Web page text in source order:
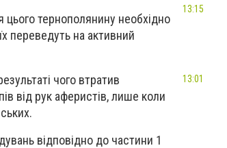
тернополянину необхідно
переведуть на активний
чого втратив
від рук аферистів, лише коли
відповідно до частини 1
13:15
13:01